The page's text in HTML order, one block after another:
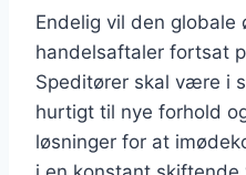
Endelig vil den
handelsaftaler fortsat
Speditører skal være i
hurtigt til nye forhold
løsninger for at